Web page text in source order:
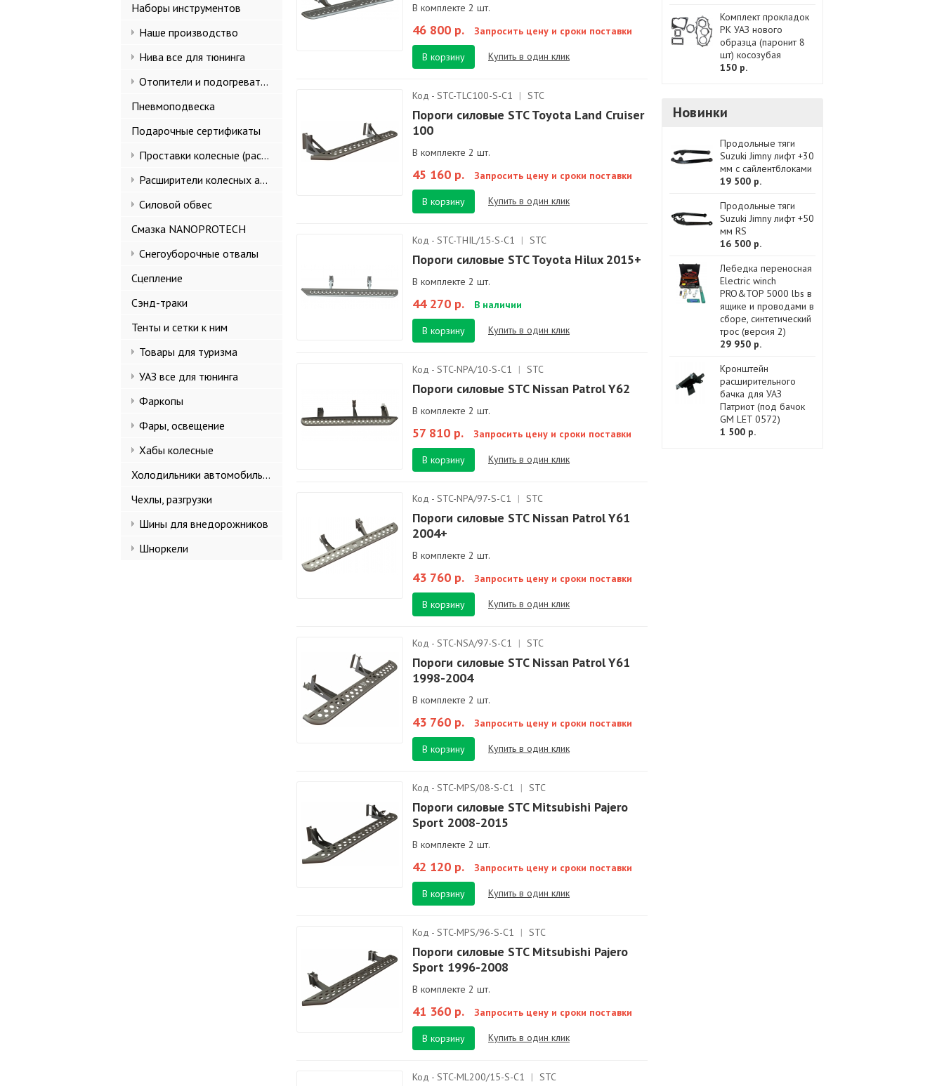
Наборы инструментов
Наше производство
Нива все для тюнинга
Отопители и подогреватели
Пневмоподвеска
Подарочные сертификаты
Проставки колесные (расширители колеи)
Расширители колесных арок и брызговики
Силовой обвес
Смазка NANOPROTECH
Снегоуборочные отвалы
Сцепление
Сэнд-траки
Тенты и сетки к ним
Товары для туризма
УАЗ все для тюнинга
Фаркопы
Фары, освещение
Хабы колесные
Холодильники автомобильные
Чехлы, разгрузки
Шины для внедорожников
Шноркели
В комплекте 2 шт.
46 800 р. Запросить цену и сроки поставки
В корзину Купить в один клик
Код - STC-TLC100-S-C1 | STC
Пороги силовые STC Toyota Land Cruiser
100
В комплекте 2 шт.
45 160 р. Запросить цену и сроки поставки
В корзину Купить в один клик
Код - STC-THIL/15-S-С1 | STC
Пороги силовые STC Toyota Hilux 2015+
В комплекте 2 шт.
44 270 р. В наличии
В корзину Купить в один клик
Код - STC-NPA/10-S-C1 | STC
Пороги силовые STC Nissan Patrol Y62
В комплекте 2 шт.
57 810 р. Запросить цену и сроки поставки
В корзину Купить в один клик
Код - STC-NPA/97-S-C1 | STC
Пороги силовые STC Nissan Patrol Y61
2004+
В комплекте 2 шт.
43 760 р. Запросить цену и сроки поставки
В корзину Купить в один клик
Код - STC-NSA/97-S-C1 | STC
Пороги силовые STC Nissan Patrol Y61
1998-2004
В комплекте 2 шт.
43 760 р. Запросить цену и сроки поставки
В корзину Купить в один клик
Код - STC-MPS/08-S-C1 | STC
Пороги силовые STC Mitsubishi Pajero
Sport 2008-2015
В комплекте 2 шт.
42 120 р. Запросить цену и сроки поставки
В корзину Купить в один клик
Код - STC-MPS/96-S-C1 | STC
Пороги силовые STC Mitsubishi Pajero
Sport 1996-2008
В комплекте 2 шт.
41 360 р. Запросить цену и сроки поставки
В корзину Купить в один клик
Код - STC-ML200/15-S-C1 | STC
Комплект прокладок
РК УАЗ нового
образца (паронит 8
шт) косозубая
150 р.
Новинки
Продольные тяги
Suzuki Jimny лифт +30
мм с сайлентблоками
19 500 р.
Продольные тяги
Suzuki Jimny лифт +50
мм RS
16 500 р.
Лебедка переносная
Electric winch
PRO&TOP 5000 lbs в
ящике и проводами в
сборе, синтетический
трос (версия 2)
29 950 р.
Кронштейн
расширительного
бачка для УАЗ
Патриот (под бачок
GM LET 0572)
1 500 р.